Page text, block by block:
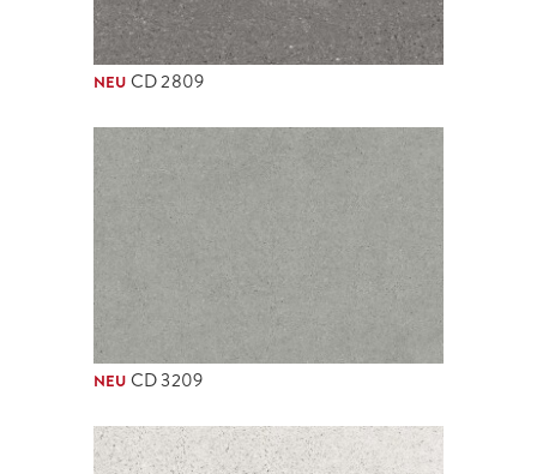
NEU CD 2809
NEU CD 3209